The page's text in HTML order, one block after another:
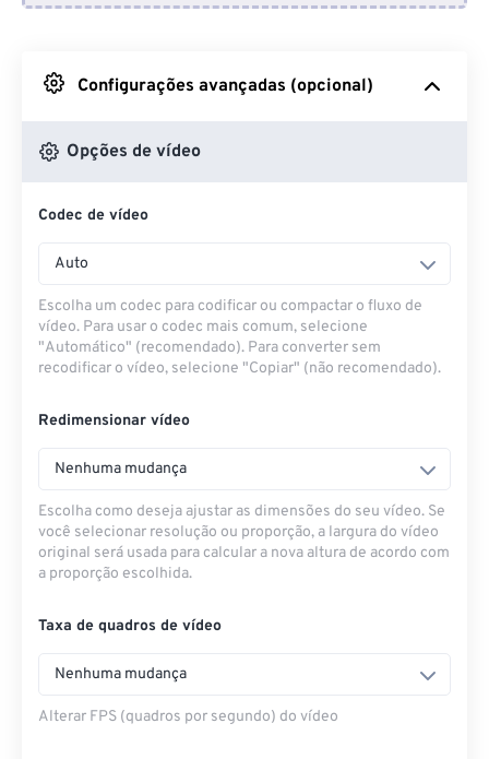
Do Google Drive
Do OneDrive
Configurações avançadas (opcional)
Opções de vídeo
Codec de vídeo
Auto
Escolha um codec para codificar ou compactar o fluxo de
vídeo. Para usar o codec mais comum, selecione
"Automático" (recomendado). Para converter sem
recodificar o vídeo, selecione "Copiar" (não recomendado).
Redimensionar vídeo
Nenhuma mudança
Escolha como deseja ajustar as dimensões do seu vídeo. Se
você selecionar resolução ou proporção, a largura do vídeo
original será usada para calcular a nova altura de acordo com
a proporção escolhida.
Taxa de quadros de vídeo
Nenhuma mudança
Alterar FPS (quadros por segundo) do vídeo